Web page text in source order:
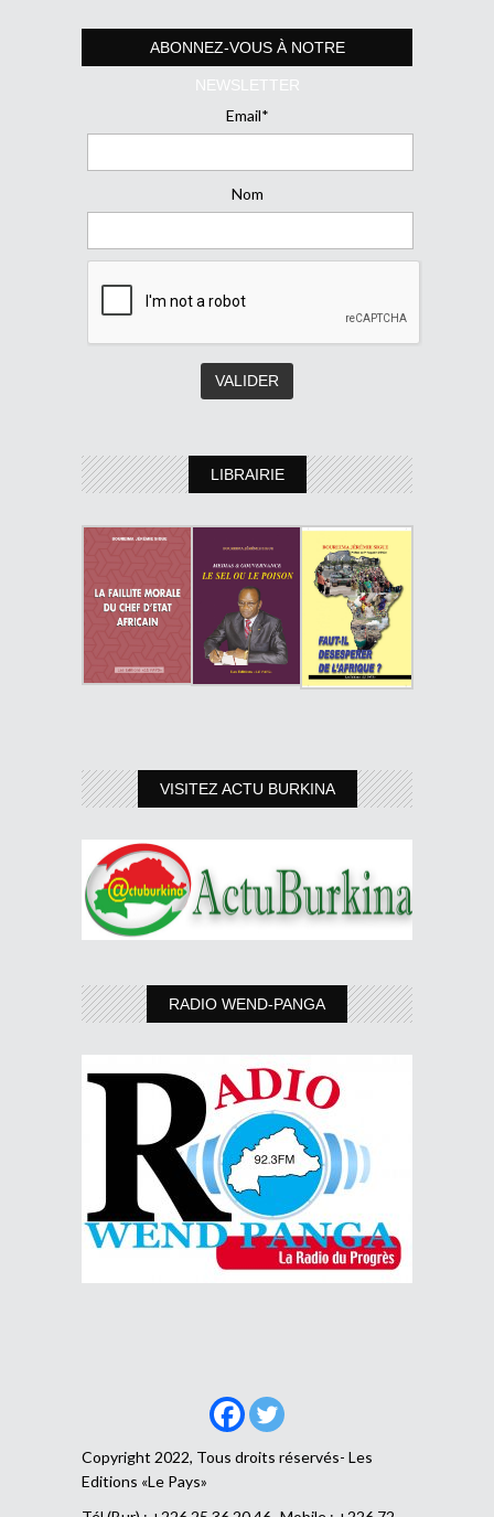
ABONNEZ-VOUS À NOTRE
NEWSLETTER
Email*
Nom
LIBRAIRIE
VISITEZ ACTU BURKINA
RADIO WEND-PANGA
Copyright 2022, Tous droits réservés- Les
Editions «Le Pays»